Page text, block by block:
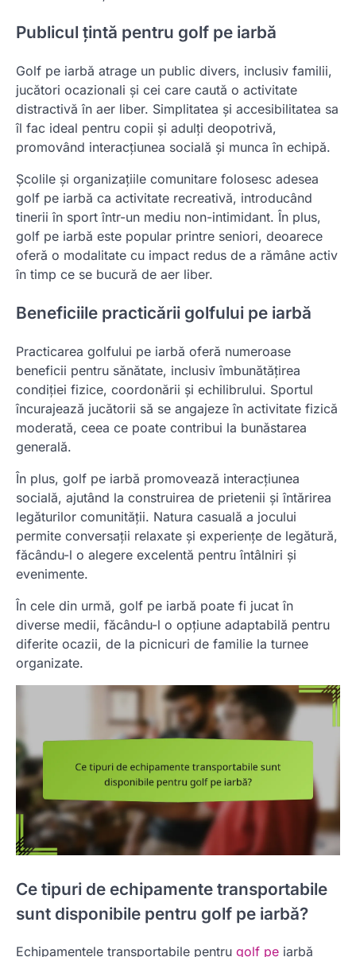
Publicul țintă pentru golf pe iarbă
Golf pe iarbă atrage un public divers, inclusiv familii,
jucători ocazionali și cei care caută o activitate
distractivă în aer liber. Simplitatea și accesibilitatea sa
îl fac ideal pentru copii și adulți deopotrivă,
promovând interacțiunea socială și munca în echipă.
Școlile și organizațiile comunitare folosesc adesea
golf pe iarbă ca activitate recreativă, introducând
tinerii în sport într-un mediu non-intimidant. În plus,
golf pe iarbă este popular printre seniori, deoarece
oferă o modalitate cu impact redus de a rămâne activ
în timp ce se bucură de aer liber.
Beneficiile practicării golfului pe iarbă
Practicarea golfului pe iarbă oferă numeroase
beneficii pentru sănătate, inclusiv îmbunătățirea
condiției fizice, coordonării și echilibrului. Sportul
încurajează jucătorii să se angajeze în activitate fizică
moderată, ceea ce poate contribui la bunăstarea
generală.
În plus, golf pe iarbă promovează interacțiunea
socială, ajutând la construirea de prietenii și întărirea
legăturilor comunității. Natura casuală a jocului
permite conversații relaxate și experiențe de legătură,
făcându-l o alegere excelentă pentru întâlniri și
evenimente.
În cele din urmă, golf pe iarbă poate fi jucat în
diverse medii, făcându-l o opțiune adaptabilă pentru
diferite ocazii, de la picnicuri de familie la turnee
organizate.
Ce tipuri de echipamente transportabile
sunt disponibile pentru golf pe iarbă?
Echipamentele transportabile pentru golf pe iarbă